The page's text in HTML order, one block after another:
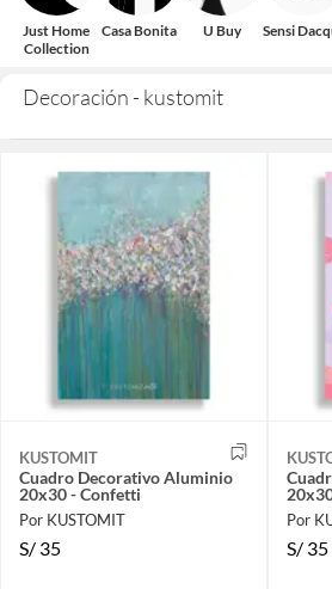
Just Home
Collection
Casa Bonita U Buy Sensi
Decoración - kustomit
KUSTOMIT
Cuadro Decorativo Aluminio
20x30 - Confetti
Por KUSTOMIT
S/ 35
Por
S/ 35